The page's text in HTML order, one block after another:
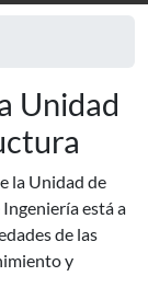
Unidad
la Unidad de
está a
de las
y